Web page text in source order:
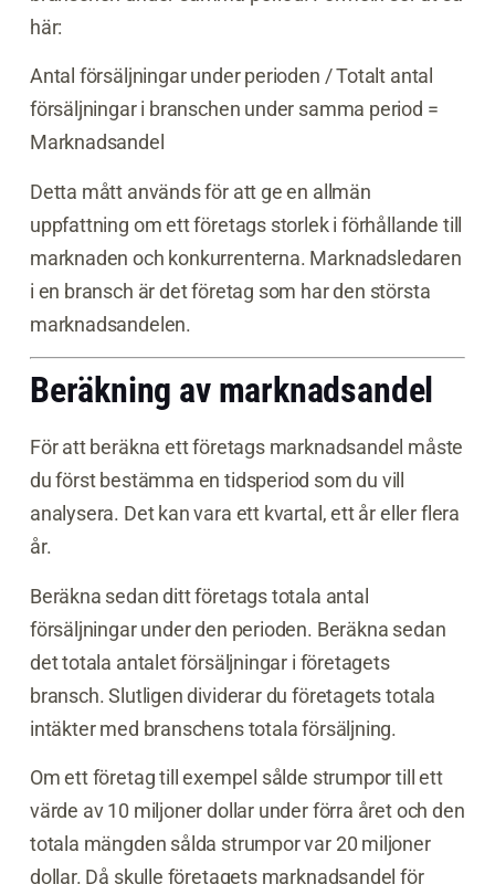
här:
Antal försäljningar under perioden / Totalt antal
försäljningar i branschen under samma period =
Marknadsandel
Detta mått används för att ge en allmän
uppfattning om ett företags storlek i förhållande till
marknaden och konkurrenterna. Marknadsledaren
i en bransch är det företag som har den största
marknadsandelen.
Beräkning av marknadsandel
För att beräkna ett företags marknadsandel måste
du först bestämma en tidsperiod som du vill
analysera. Det kan vara ett kvartal, ett år eller flera
år.
Beräkna sedan ditt företags totala antal
försäljningar under den perioden. Beräkna sedan
det totala antalet försäljningar i företagets
bransch. Slutligen dividerar du företagets totala
intäkter med branschens totala försäljning.
Om ett företag till exempel sålde strumpor till ett
värde av 10 miljoner dollar under förra året och den
totala mängden sålda strumpor var 20 miljoner
dollar. Då skulle företagets marknadsandel för